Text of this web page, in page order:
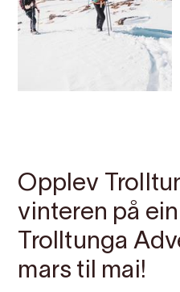
Opplev
vinteren på
Trolltunga
mars til mai!